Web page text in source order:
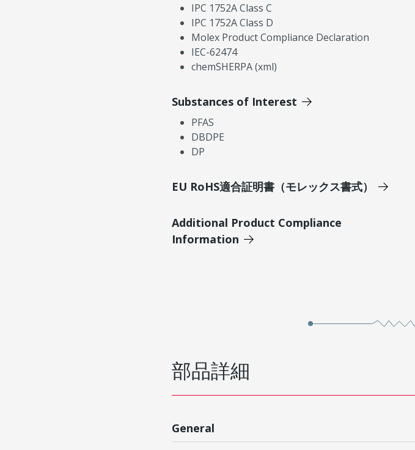
IPC 1752A Class C
IPC 1752A Class D
Molex Product Compliance Declaration
IEC-62474
chemSHERPA (xml)
Substances of Interest
PFAS
DBDPE
DP
EU RoHS適合証明書（モレックス書式）
Additional Product Compliance
Information
部品詳細
General